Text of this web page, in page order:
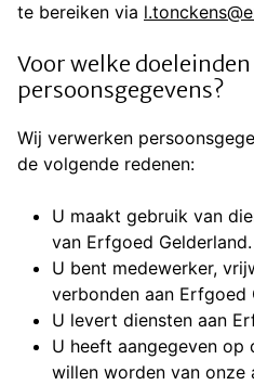
te bereiken via
Voor welke
persoonsgegevens?
Wij verwerken
de volgende redenen:
U maakt gebruik van
van Erfgoed Gelderland.
U bent medewerker,
verbonden aan Erfgoed
U levert diensten aan
U heeft aangegeven
willen worden van